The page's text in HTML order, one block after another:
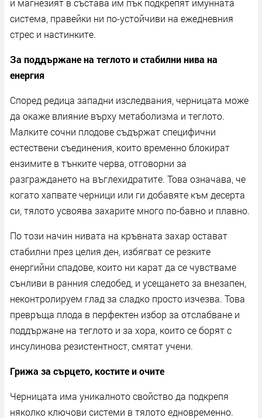
и магнезият в състава им пък подкрепят имунната
система, правейки ни по-устойчиви на ежедневния
стрес и настинките.
За поддържане на теглото и стабилни нива на
енергия
Според редица западни изследвания, черницата може
да окаже влияние върху метаболизма и теглото.
Малките сочни плодове съдържат специфични
естествени съединения, които временно блокират
ензимите в тънките черва, отговорни за
разграждането на въглехидратите. Това означава, че
когато хапвате черници или ги добавяте към десерта
си, тялото усвоява захарите много по-бавно и плавно.
По този начин нивата на кръвната захар остават
стабилни през целия ден, избягват се резките
енергийни спадове, които ни карат да се чувстваме
сънливи в ранния следобед, и усещането за внезапен,
неконтролируем глад за сладко просто изчезва. Това
превръща плода в перфектен избор за отслабване и
поддържане на теглото и за хора, които се борят с
инсулинова резистентност, смятат учени.
Грижа за сърцето, костите и очите
Черницата има уникалното свойство да подкрепя
няколко ключови системи в тялото едновременно.